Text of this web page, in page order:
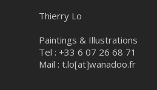
Thierry Lo
Paintings & Illustrations
Tel : +33 6 07 26 68 71
Mail : t.lo[at]wanadoo.fr